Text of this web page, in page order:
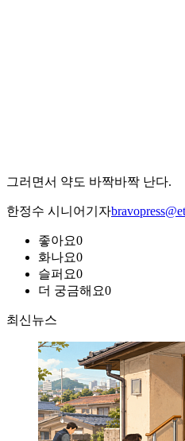
그러면서 약도 바짝바짝 난다.
한정수 시니어기자
좋아요0
화나요0
슬퍼요0
더 궁금해요0
최신뉴스